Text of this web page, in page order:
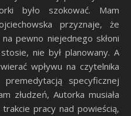
było szokować. Mam
przyznaje, że
pewno niejednego skłoni
nie był planowany. A
wpływu na czytelnika
specyficznej
złudzeń, Autorka musiała
pracy nad powieścią,